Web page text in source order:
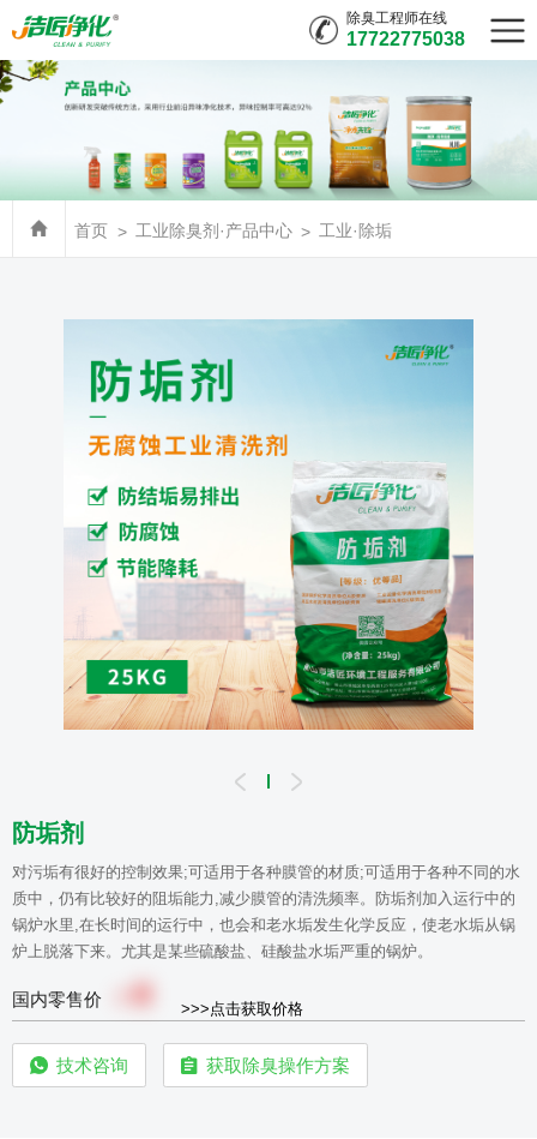
除臭工程师在线
17722775038
首页 工业除臭剂·产品中心 工业·除垢
防垢剂
对污垢有很好的控制效果;可适用于各种膜管的材质;可适用于各种不同的水
质中，仍有比较好的阻垢能力,减少膜管的清洗频率。防垢剂加入运行中的
锅炉水里,在长时间的运行中，也会和老水垢发生化学反应，使老水垢从锅
炉上脱落下来。尤其是某些硫酸盐、硅酸盐水垢严重的锅炉。
国内零售价 0 >>>点击获取价格
技术咨询 获取除臭操作方案